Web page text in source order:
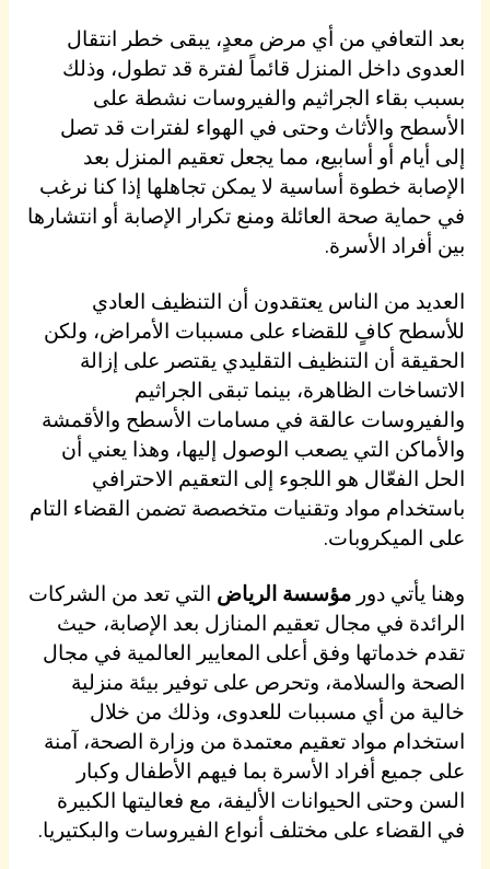
بعد التعافي من أي مرض معدٍ، يبقى خطر انتقال
العدوى داخل المنزل قائماً لفترة قد تطول، وذلك
بسبب بقاء الجراثيم والفيروسات نشطة على
الأسطح والأثاث وحتى في الهواء لفترات قد تصل
إلى أيام أو أسابيع، مما يجعل تعقيم المنزل بعد
الإصابة خطوة أساسية لا يمكن تجاهلها إذا كنا نرغب
في حماية صحة العائلة ومنع تكرار الإصابة أو انتشارها
بين أفراد الأسرة.
العديد من الناس يعتقدون أن التنظيف العادي
للأسطح كافٍ للقضاء على مسببات الأمراض، ولكن
الحقيقة أن التنظيف التقليدي يقتصر على إزالة
الاتساخات الظاهرة، بينما تبقى الجراثيم
والفيروسات عالقة في مسامات الأسطح والأقمشة
والأماكن التي يصعب الوصول إليها، وهذا يعني أن
الحل الفعّال هو اللجوء إلى التعقيم الاحترافي
باستخدام مواد وتقنيات متخصصة تضمن القضاء التام
على الميكروبات.
وهنا يأتي دورمؤسسة الرياض التي تعد من الشركات
الرائدة في مجال تعقيم المنازل بعد الإصابة، حيث
تقدم خدماتها وفق أعلى المعايير العالمية في مجال
الصحة والسلامة، وتحرص على توفير بيئة منزلية
خالية من أي مسببات للعدوى، وذلك من خلال
استخدام مواد تعقيم معتمدة من وزارة الصحة، آمنة
على جميع أفراد الأسرة بما فيهم الأطفال وكبار
السن وحتى الحيوانات الأليفة، مع فعاليتها الكبيرة
في القضاء على مختلف أنواع الفيروسات والبكتيريا.